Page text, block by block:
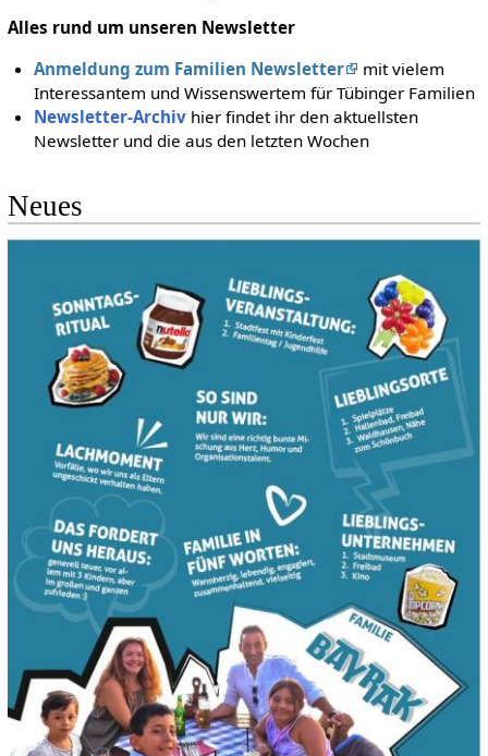
Alles rund um unseren Newsletter
Anmeldung zum Familien Newsletter
mit vielem
Interessantem und Wissenswertem für Tübinger Familien
Newsletter-Archiv hier findet ihr den aktuellsten
Newsletter und die aus den letzten Wochen
Neues